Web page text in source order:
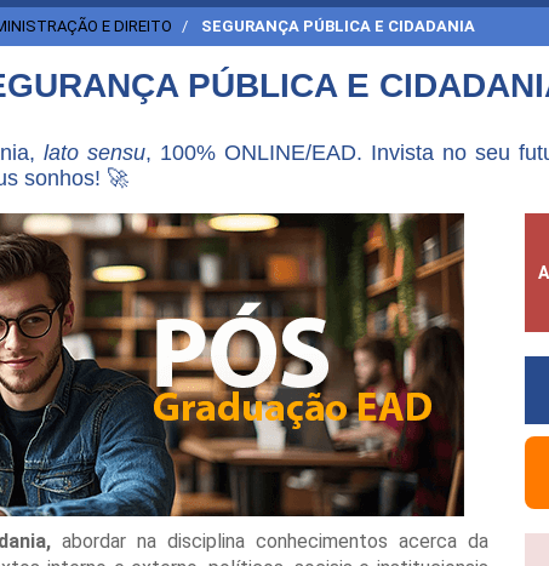
E DIREITO SEGURANÇA PÚBLICA E CIDADANIA
PÚBLICA E
lato sensu, 100% ONLINE/EAD. Invista no seu
sonhos! 🚀
abordar na disciplina conhecimentos acerca da